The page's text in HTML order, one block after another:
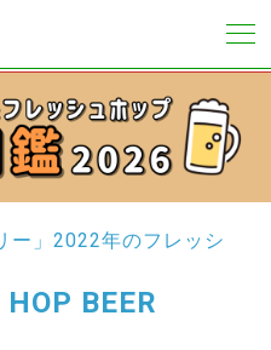
」 2022年のフレッシ
BEER